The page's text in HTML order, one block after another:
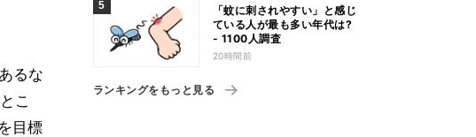
るな
こ
目標
「蚊に刺されやすい」と感じ
ている人が最も多い年代は?
- 1100人調査
20時間前
ランキングをもっと見る